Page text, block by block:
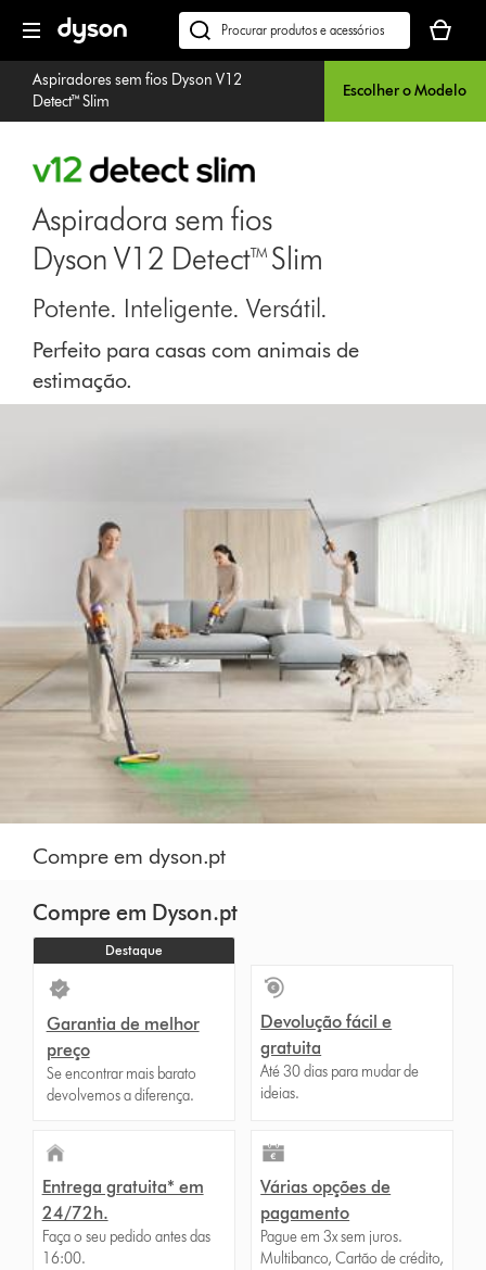
seguinte
Pesquisar
em
dyson.pt
seu
cesto
de
Aspiradores sem fios Dyson V12
Detect™ Slim
Escolher o Modelo
Aspiradora sem fios
Dyson V12 Detect™ Slim
Potente. Inteligente. Versátil.
Perfeito para casas com animais de
estimação.
Compre em dyson.pt
Compre em Dyson.pt
Destaque
Garantia de melhor
preço
Se encontrar mais barato
devolvemos a diferença.
Devolução fácil e
gratuita
Até 30 dias para mudar de
ideias.
Entrega gratuita* em
24/72h.
Faça o seu pedido antes das
16:00.
Várias opções de
pagamento
Pague em 3x sem juros.
Multibanco, Cartão de crédito,